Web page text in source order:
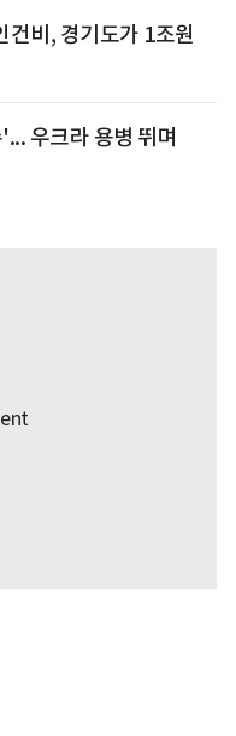
비, 경기도가 1조원
우크라 용병 뛰며